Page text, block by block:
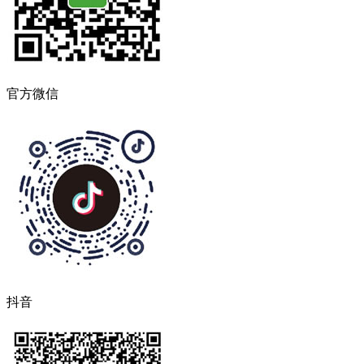
官方微信
抖音